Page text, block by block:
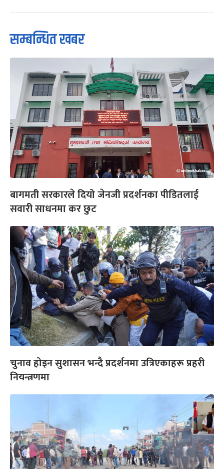
सम्बन्धित खबर
बागमती सरकारले दियो जेनजी प्रदर्शनका पीडितलाई
सवारी साधनमा कर छुट
चुनाव होइन सुशासन भन्दै प्रदर्शनमा उत्रिएकाहरू प्रहरी
नियन्त्रणमा